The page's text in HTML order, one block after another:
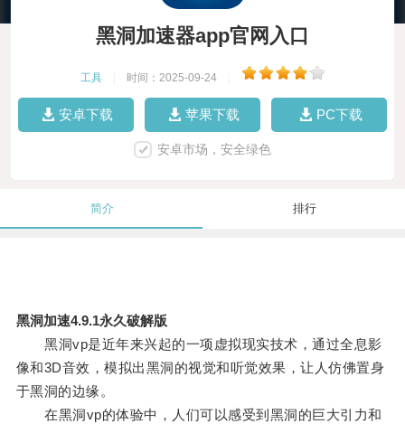
黑洞加速器app官网入口
工具 时间：2025-09-24
安卓下载 苹果下载 PC下载
安卓市场，安全绿色
简介 排行
黑洞加速4.9.1永久破解版
黑洞vp是近年来兴起的一项虚拟现实技术，通过全息影
像和3D音效，模拟出黑洞的视觉和听觉效果，让人仿佛置身
于黑洞的边缘。
在黑洞vp的体验中，人们可以感受到黑洞的巨大引力和